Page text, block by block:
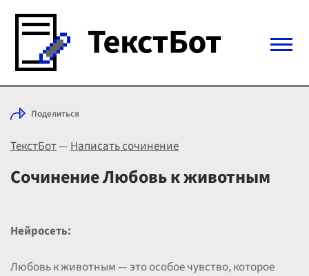
Войти с Telegram
Выбрать режим
Цены
Поделиться
ТекстБот—Написать сочинение
Сочинение Любовь к животным
Нейросеть:
Любовь к животным — это особое чувство, которое